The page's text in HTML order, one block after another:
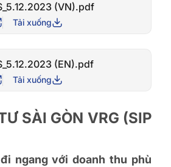
(VN).pdf
Tải xuống
(EN).pdf
Tải xuống
SÀI GÒN VRG (SIP
ngang với doanh thu phù